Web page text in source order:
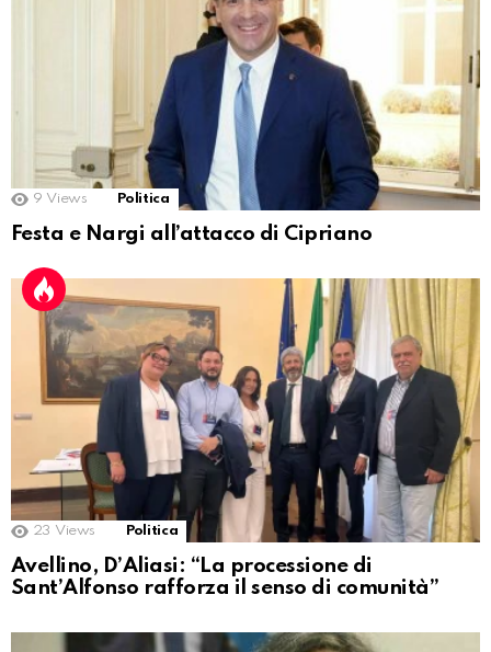
9 Views Politica
Festa e Nargi all’attacco di Cipriano
23 Views Politica
Avellino, D’Aliasi: “La processione di
Sant’Alfonso rafforza il senso di comunità”